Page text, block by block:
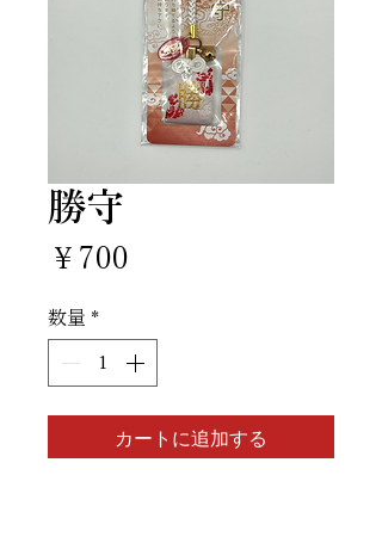
勝守
￥700
数量 *
カートに追加する